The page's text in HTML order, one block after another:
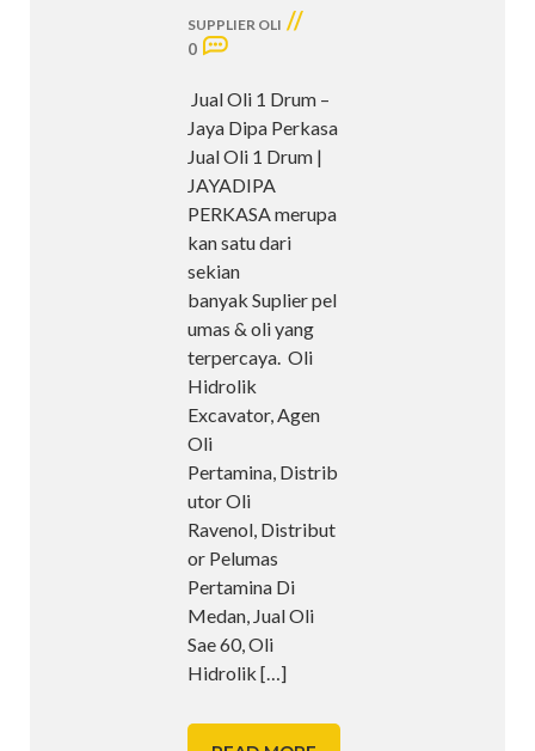
SUPPLIER OLI //
0
Jual Oli 1 Drum –
Jaya Dipa Perkasa
Jual Oli 1 Drum |
JAYADIPA
PERKASA merupa
kan satu dari
sekian
banyak Suplier pel
umas & oli yang
terpercaya. Oli
Hidrolik
Excavator, Agen
Oli
Pertamina, Distrib
utor Oli
Ravenol, Distribut
or Pelumas
Pertamina Di
Medan, Jual Oli
Sae 60, Oli
Hidrolik […]